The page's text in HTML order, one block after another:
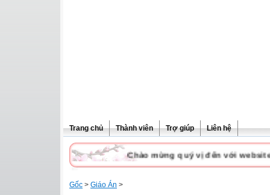
Trang chủ Thành viên Trợ giúp Liên hệ
Chào mừng quý vị đến với website
Gốc > Giáo Án >